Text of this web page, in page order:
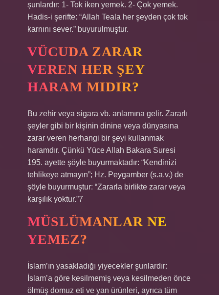
şunlardır: 1- Tok iken yemek. 2- Çok yemek.
Hadis-i şerifte: “Allah Teala her şeyden çok tok
karnını sever.” buyurulmuştur.
VÜCUDA ZARAR
VEREN HER ŞEY
HARAM MIDIR?
Bu zehir veya sigara vb. anlamına gelir. Zararlı
şeyler gibi bir kişinin dinine veya dünyasına
zarar veren herhangi bir şeyi kullanmak
haramdır. Çünkü Yüce Allah Bakara Suresi
195. ayette şöyle buyurmaktadır: “Kendinizi
tehlikeye atmayın”; Hz. Peygamber (s.a.v.) de
şöyle buyurmuştur: “Zararla birlikte zarar veya
karşılık yoktur.”7
MÜSLÜMANLAR NE
YEMEZ?
İslam’ın yasakladığı yiyecekler şunlardır:
İslam’a göre kesilmemiş veya kesilmeden önce
ölmüş domuz eti ve yan ürünleri, ayrıca tüm